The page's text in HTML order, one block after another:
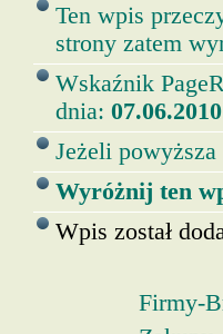
Ten wpis
strony zatem
Wskaźnik
dnia: 07.06.2010
Jeżeli
Wyróżnij ten
Wpis został
Firmy-